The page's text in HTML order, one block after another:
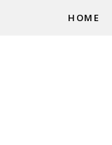
HOME